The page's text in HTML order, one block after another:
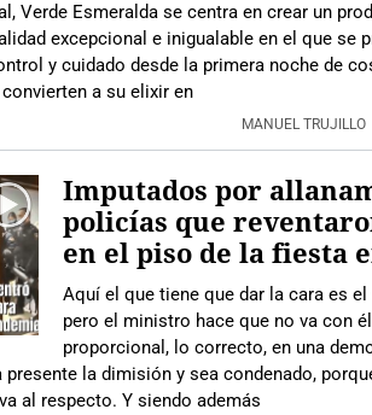
Verde Esmeralda se centra en crear un
excepcional e inigualable en el que se
y cuidado desde la primera noche de
a su elixir en
MANUEL TRUJILLO
Imputados por
policías que
en el piso de la fiesta
Aquí el que tiene que dar la cara es
pero el ministro hace que no va con
proporcional, lo correcto, en una
presente la dimisión y sea condenado,
al respecto. Y siendo además